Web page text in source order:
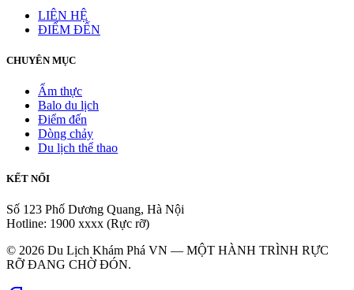
LIÊN HỆ
ĐIỂM ĐẾN
CHUYÊN MỤC
Ẩm thực
Balo du lịch
Điểm đến
Dòng chảy
Du lịch thể thao
KẾT NỐI
Số 123 Phố Dương Quang, Hà Nội
Hotline: 1900 xxxx (Rực rỡ)
© 2026 Du Lịch Khám Phá VN — MỘT HÀNH TRÌNH RỰC
RỠ ĐANG CHỜ ĐÓN.